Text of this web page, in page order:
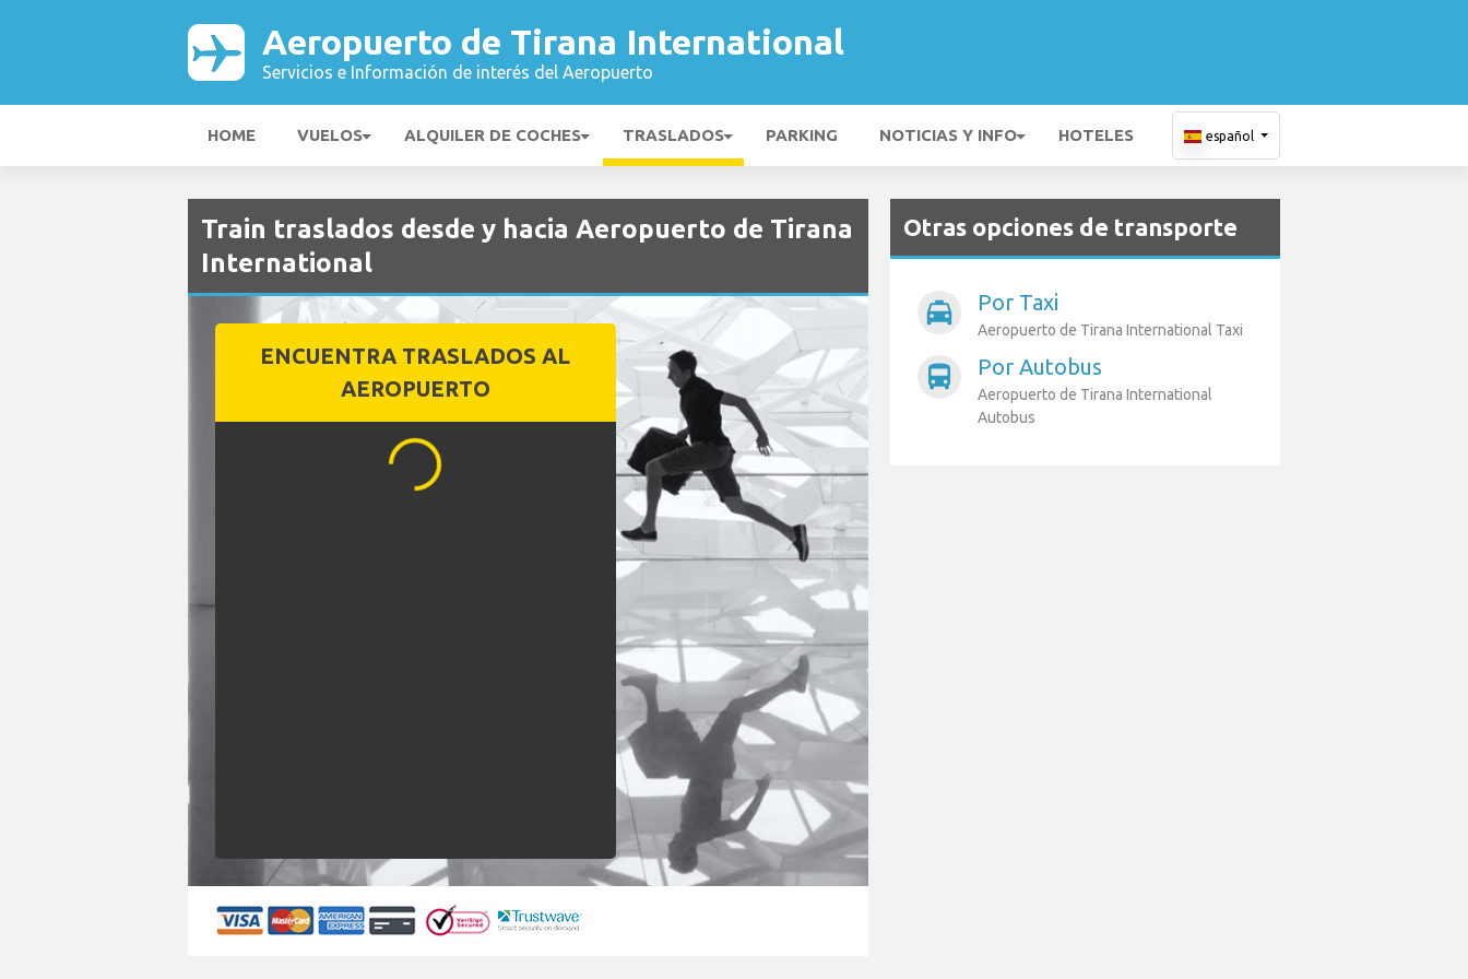
Aeropuerto de Tirana International
Servicios e Información de interés del Aeropuerto
HOME VUELOS ALQUILER DE COCHES TRASLADOS PARKING NOTICIAS Y INFO HOTELES español
Train traslados desde y hacia Aeropuerto de Tirana
International
ENCUENTRA TRASLADOS AL
AEROPUERTO
Otras opciones de transporte
local_taxi Por Taxi
Aeropuerto de Tirana International Taxi
directions_bus Por Autobus
Aeropuerto de Tirana International
Autobus